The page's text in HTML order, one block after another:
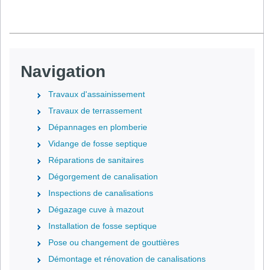
Navigation
Travaux d'assainissement
Travaux de terrassement
Dépannages en plomberie
Vidange de fosse septique
Réparations de sanitaires
Dégorgement de canalisation
Inspections de canalisations
Dégazage cuve à mazout
Installation de fosse septique
Pose ou changement de gouttières
Démontage et rénovation de canalisations